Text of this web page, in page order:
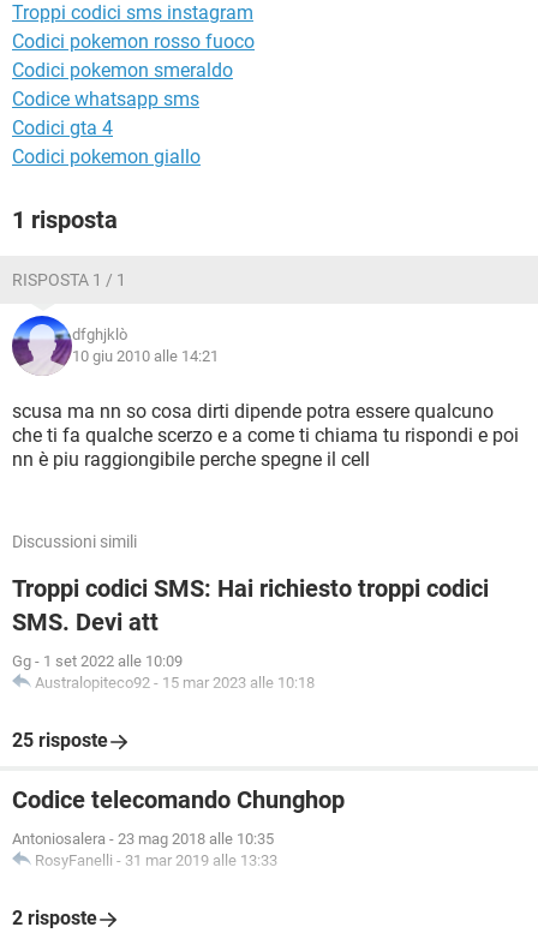
Troppi codici sms instagram
Codici pokemon rosso fuoco
Codici pokemon smeraldo
Codice whatsapp sms
Codici gta 4
Codici pokemon giallo
1 risposta
RISPOSTA 1 / 1
dfghjklò
10 giu 2010 alle 14:21
scusa ma nn so cosa dirti dipende potra essere qualcuno
che ti fa qualche scerzo e a come ti chiama tu rispondi e poi
nn è piu raggiongibile perche spegne il cell
Discussioni simili
Troppi codici SMS: Hai richiesto troppi codici
SMS. Devi att
Gg - 1 set 2022 alle 10:09
Australopiteco92 - 15 mar 2023 alle 10:18
25 risposte
Codice telecomando Chunghop
Antoniosalera - 23 mag 2018 alle 10:35
RosyFanelli - 31 mar 2019 alle 13:33
2 risposte